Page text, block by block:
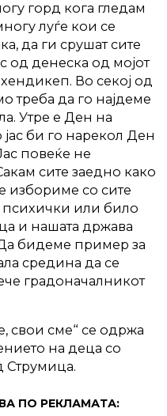
горд кога гледам
луѓе кои се
да ги срушат сите
од денеска од мојот
Во секој од
треба да го најдеме
Утре е Ден на
би го нарекол Ден
повеќе не
сите заедно како
избориме со сите
или било
и нашата држава
Да бидеме пример за
средина да се
градоначалникот
свои сме“ се одржа
на деца со
Струмица.
ПО РЕКЛАМАТА: